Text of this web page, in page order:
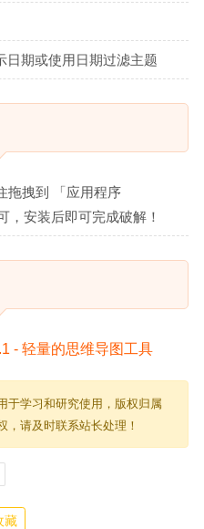
日期或使用日期过滤主题
拖拽到 「应用程序
，安装后即可完成破解！
于学习和研究使用，版权归属
，请及时联系站长处理！
藏